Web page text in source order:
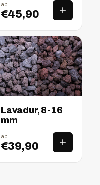
ab
€45,90
nass trocken
Lavadur, 8-16
mm
ab
€39,90